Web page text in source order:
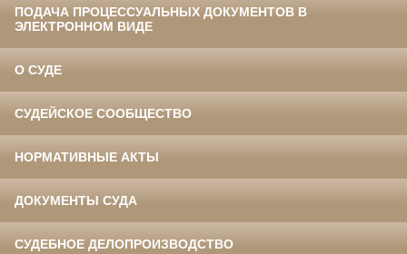
ПОДАЧА ПРОЦЕССУАЛЬНЫХ ДОКУМЕНТОВ В
ЭЛЕКТРОННОМ ВИДЕ
О СУДЕ
СУДЕЙСКОЕ СООБЩЕСТВО
НОРМАТИВНЫЕ АКТЫ
ДОКУМЕНТЫ СУДА
СУДЕБНОЕ ДЕЛОПРОИЗВОДСТВО